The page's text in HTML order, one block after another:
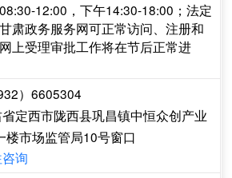
12:00，下午14:30-18:00；法定
肃政务服务网可正常访问、注册和
上受理审批工作将在节后正常进
）6605304
定西市陇西县巩昌镇中恒众创产业
楼市场监管局10号窗口
询